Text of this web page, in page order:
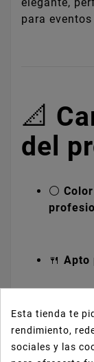
para
📐
del
⚪
🍴 Apto
🧲
Esta tienda te
rendimiento,
sociales y las